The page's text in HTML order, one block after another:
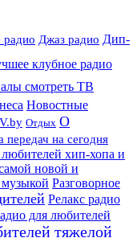
радио Джаз радио Дип-
клубное радио
смотреть ТВ
Новостные
Отдых О
на сегодня
хип-хопа и
новой и
музыкой Разговорное
Релакс радио
для любителей
тяжелой